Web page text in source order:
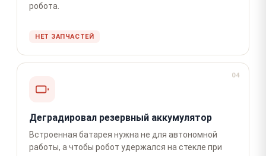
робота.
НЕТ ЗАПЧАСТЕЙ
04
Деградировал резервный аккумулятор
Встроенная батарея нужна не для автономной
работы, а чтобы робот удержался на стекле при